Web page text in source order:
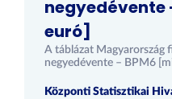
negyedévente
euró]
A táblázat Magyarország
negyedévente – BPM6
Központi Statisztikai